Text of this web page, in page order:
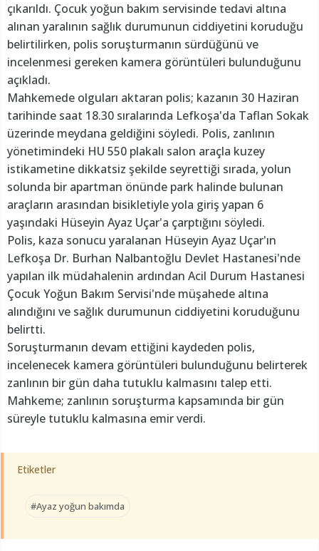
çıkarıldı. Çocuk yoğun bakım servisinde tedavi altına
alınan yaralının sağlık durumunun ciddiyetini koruduğu
belirtilirken, polis soruşturmanın sürdüğünü ve
incelenmesi gereken kamera görüntüleri bulunduğunu
açıkladı.
Mahkemede olguları aktaran polis; kazanın 30 Haziran
tarihinde saat 18.30 sıralarında Lefkoşa'da Taflan Sokak
üzerinde meydana geldiğini söyledi. Polis, zanlının
yönetimindeki HU 550 plakalı salon araçla kuzey
istikametine dikkatsiz şekilde seyrettiği sırada, yolun
solunda bir apartman önünde park halinde bulunan
araçların arasından bisikletiyle yola giriş yapan 6
yaşındaki Hüseyin Ayaz Uçar'a çarptığını söyledi.
Polis, kaza sonucu yaralanan Hüseyin Ayaz Uçar'ın
Lefkoşa Dr. Burhan Nalbantoğlu Devlet Hastanesi'nde
yapılan ilk müdahalenin ardından Acil Durum Hastanesi
Çocuk Yoğun Bakım Servisi'nde müşahede altına
alındığını ve sağlık durumunun ciddiyetini koruduğunu
belirtti.
Soruşturmanın devam ettiğini kaydeden polis,
incelenecek kamera görüntüleri bulunduğunu belirterek
zanlının bir gün daha tutuklu kalmasını talep etti.
Mahkeme; zanlının soruşturma kapsamında bir gün
süreyle tutuklu kalmasına emir verdi.
Etiketler
#Ayaz yoğun bakımda